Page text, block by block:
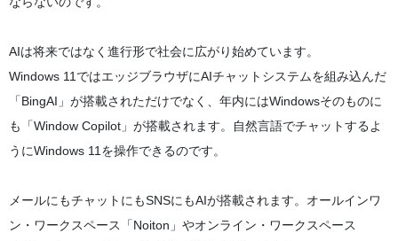
AIは将来ではなく進行形で社会に広がり始めています。
Windows 11ではエッジブラウザにAIチャットシステムを組み込んだ
「BingAI」が搭載されただけでなく、年内にはWindowsそのものに
も「Window Copilot」が搭載されます。自然言語でチャットするよ
うにWindows 11を操作できるのです。
メールにもチャットにもSNSにもAIが搭載されます。オールインワ
ン・ワークスペース「Noiton」やオンライン・ワークスペース